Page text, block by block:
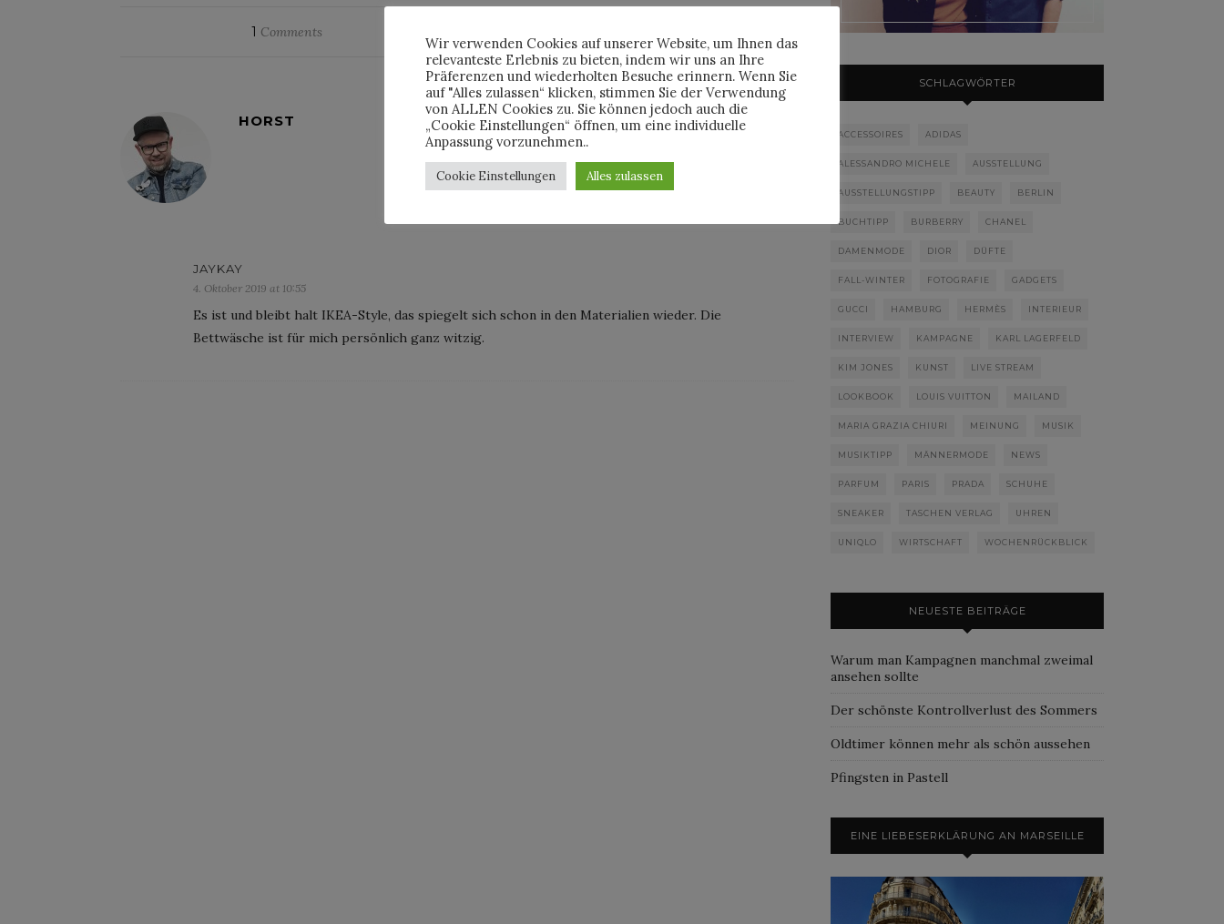
1 Comments
HORST
JAYKAY
4. Oktober 2019 at 10:55
Es ist und bleibt halt IKEA-Style, das spiegelt sich schon in den Materialien wieder. Die
Bettwäsche ist für mich persönlich ganz witzig.
SCHLAGWÖRTER
ACCESSOIRES ADIDAS
ALESSANDRO MICHELE AUSSTELLUNG
AUSSTELLUNGSTIPP BEAUTY BERLIN
BUCHTIPP BURBERRY CHANEL
DAMENMODE DIOR DÜFTE
FALL-WINTER FOTOGRAFIE GADGETS
GUCCI HAMBURG HERMÈS INTERIEUR
INTERVIEW KAMPAGNE KARL LAGERFELD
KIM JONES KUNST LIVE STREAM
LOOKBOOK LOUIS VUITTON MAILAND
MARIA GRAZIA CHIURI MEINUNG MUSIK
MUSIKTIPP MÄNNERMODE NEWS
PARFUM PARIS PRADA SCHUHE
SNEAKER TASCHEN VERLAG UHREN
UNIQLO WIRTSCHAFT WOCHENRÜCKBLICK
NEUESTE BEITRÄGE
Warum man Kampagnen manchmal zweimal
ansehen sollte
Der schönste Kontrollverlust des Sommers
Oldtimer können mehr als schön aussehen
Pfingsten in Pastell
EINE LIEBESERKLÄRUNG AN MARSEILLE
Wir verwenden Cookies auf unserer Website, um Ihnen das
relevanteste Erlebnis zu bieten, indem wir uns an Ihre
Präferenzen und wiederholten Besuche erinnern. Wenn Sie
auf "Alles zulassen“ klicken, stimmen Sie der Verwendung
von ALLEN Cookies zu. Sie können jedoch auch die
„Cookie Einstellungen“ öffnen, um eine individuelle
Anpassung vorzunehmen..
Cookie Einstellungen Alles zulassen